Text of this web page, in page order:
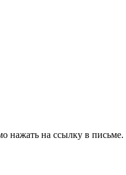
нажать на ссылку в письме.